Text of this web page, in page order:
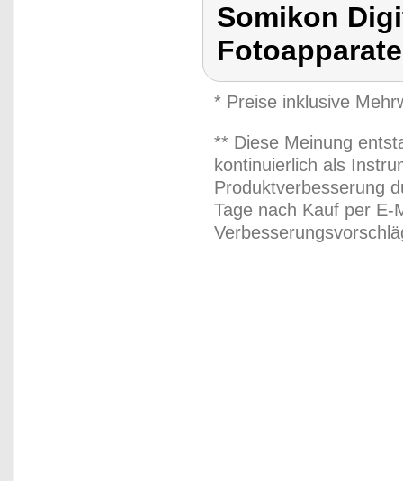
Somikon
* Preise inklusive
** Diese Meinung
kontinuierlich als
Produktverbesserung
Tage nach Kauf per E-